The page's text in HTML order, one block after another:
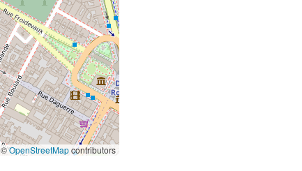
©OpenStreetMapcontributors